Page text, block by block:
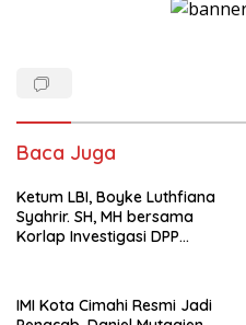
Baca Juga
Ketum LBI, Boyke Luthfiana
Syahrir. SH, MH bersama
Korlap Investigasi DPP
Pembangunan Datatel
Diduga Belum Berizin di
IMI Kota Cimahi Resmi Jadi